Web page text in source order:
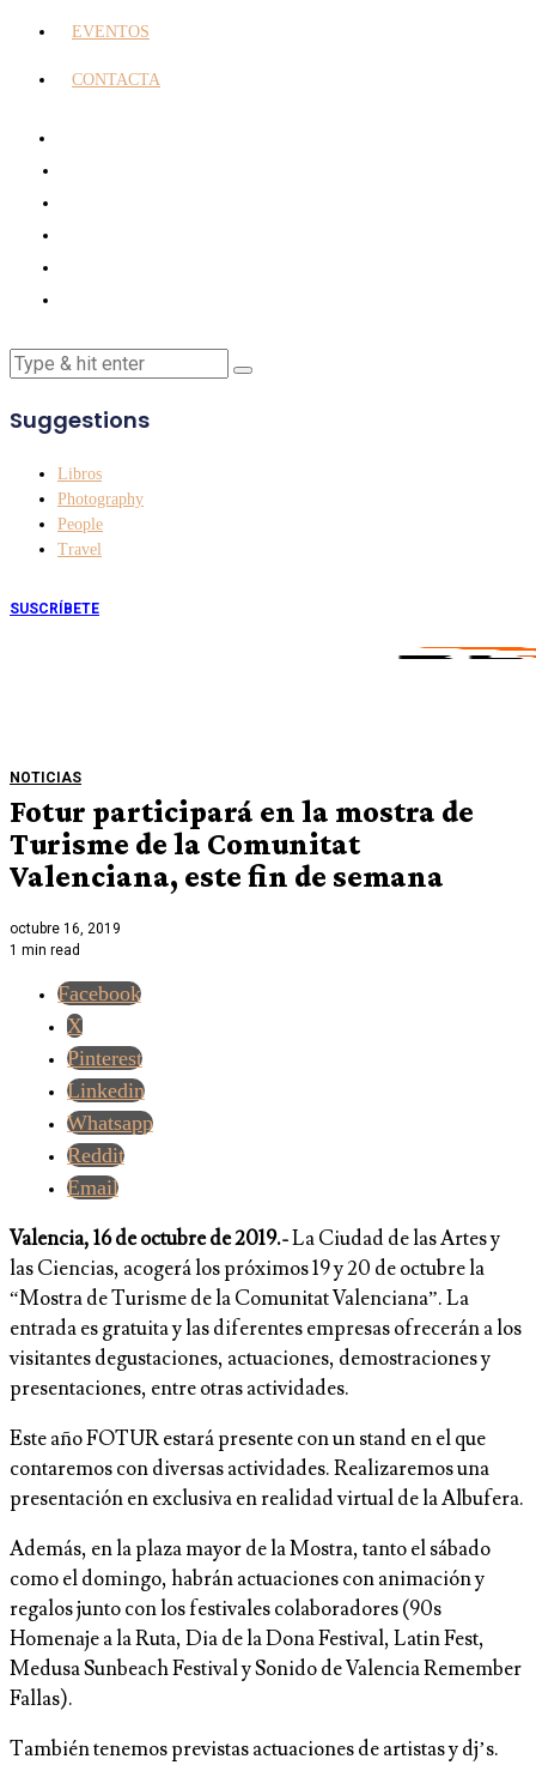
EVENTOS
CONTACTA
Suggestions
Libros
Photography
People
Travel
SUSCRÍBETE
NOTICIAS
Fotur participará en la mostra de
Turisme de la Comunitat
Valenciana, este fin de semana
octubre 16, 2019
1 min read
Facebook
X
Pinterest
Linkedin
Whatsapp
Reddit
Email
Valencia, 16 de octubre de 2019.-La Ciudad de las Artes y
las Ciencias, acogerá los próximos 19 y 20 de octubre la
“Mostra de Turisme de la Comunitat Valenciana”. La
entrada es gratuita y las diferentes empresas ofrecerán a los
visitantes degustaciones, actuaciones, demostraciones y
presentaciones, entre otras actividades.
Este año FOTUR estará presente con un stand en el que
contaremos con diversas actividades. Realizaremos una
presentación en exclusiva en realidad virtual de la Albufera.
Además, en la plaza mayor de la Mostra, tanto el sábado
como el domingo, habrán actuaciones con animación y
regalos junto con los festivales colaboradores (90s
Homenaje a la Ruta, Dia de la Dona Festival, Latin Fest,
Medusa Sunbeach Festival y Sonido de Valencia Remember
Fallas).
También tenemos previstas actuaciones de artistas y dj’s.